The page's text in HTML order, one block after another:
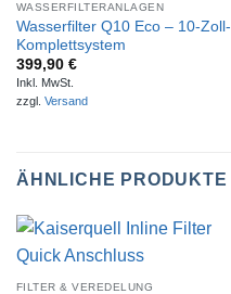
WASSERFILTERANLAGEN
Wasserfilter Q10 Eco – 10-Zoll-
Komplettsystem
399,90 €
Inkl. MwSt.
zzgl. Versand
ÄHNLICHE PRODUKTE
FILTER & VEREDELUNG